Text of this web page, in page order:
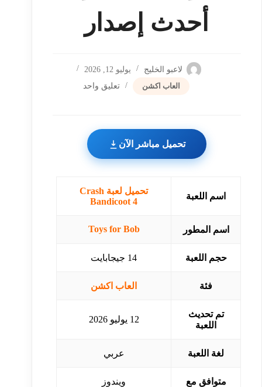
أحدث إصدار
لاعبو الخليج
يوليو 12, 2026
العاب اكشن
تعليق واحد
تحميل مباشر الآن
اسم اللعبة
تحميل لعبة Crash
Bandicoot 4
اسم المطور Toys for Bob
حجم اللعبة 14 جيجابايت
فئة العاب اكشن
تم تحديث
اللعبة
12 يوليو 2026
لغة اللعبة عربي
متوافق مع ويندوز